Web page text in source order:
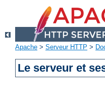
Apache > Serveur HTTP >
Le serveur et